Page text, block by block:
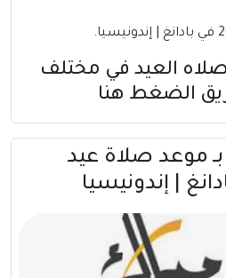
العيد في مختلف
الضغط هنا
موعد صلاة عيد